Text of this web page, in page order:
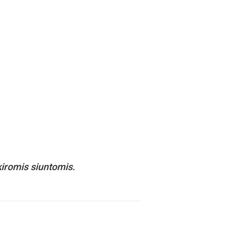
siuntomis.